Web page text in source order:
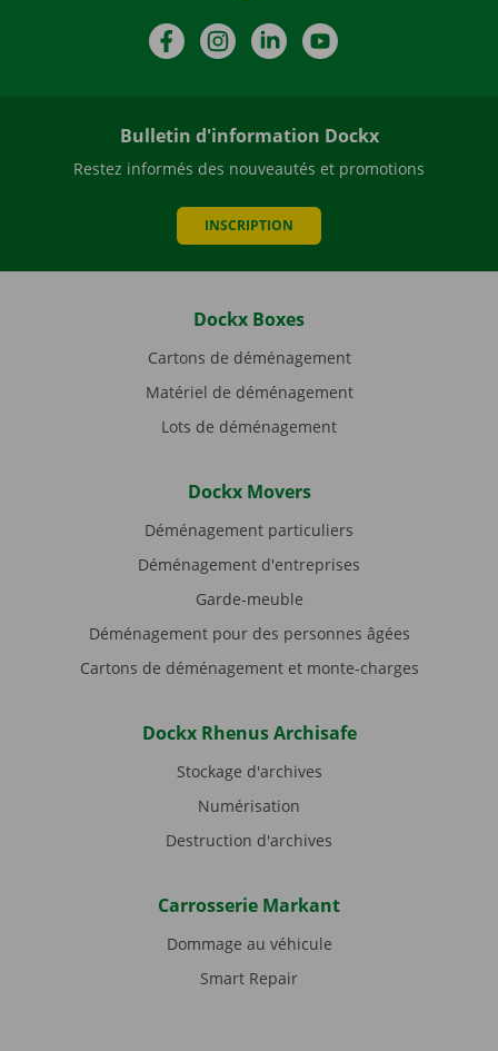
FacebookInstagramLinkedIn
Bulletin d'information Dockx
Restez informés des nouveautés et promotions
INSCRIPTION
Dockx Boxes
Cartons de déménagement
Matériel de déménagement
Lots de déménagement
Dockx Movers
Déménagement particuliers
Déménagement d'entreprises
Garde-meuble
Déménagement pour des personnes âgées
Cartons de déménagement et monte-charges
Dockx Rhenus Archisafe
Stockage d'archives
Numérisation
Destruction d'archives
Carrosserie Markant
Dommage au véhicule
Smart Repair